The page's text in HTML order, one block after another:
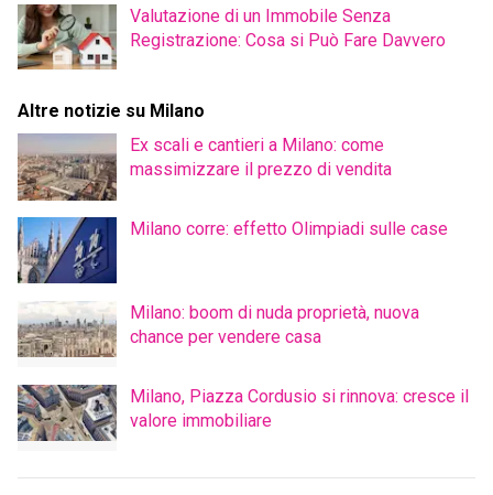
Valutazione di un Immobile Senza
Registrazione: Cosa si Può Fare Davvero
Altre notizie su Milano
Ex scali e cantieri a Milano: come
massimizzare il prezzo di vendita
Milano corre: effetto Olimpiadi sulle case
Milano: boom di nuda proprietà, nuova
chance per vendere casa
Milano, Piazza Cordusio si rinnova: cresce il
valore immobiliare